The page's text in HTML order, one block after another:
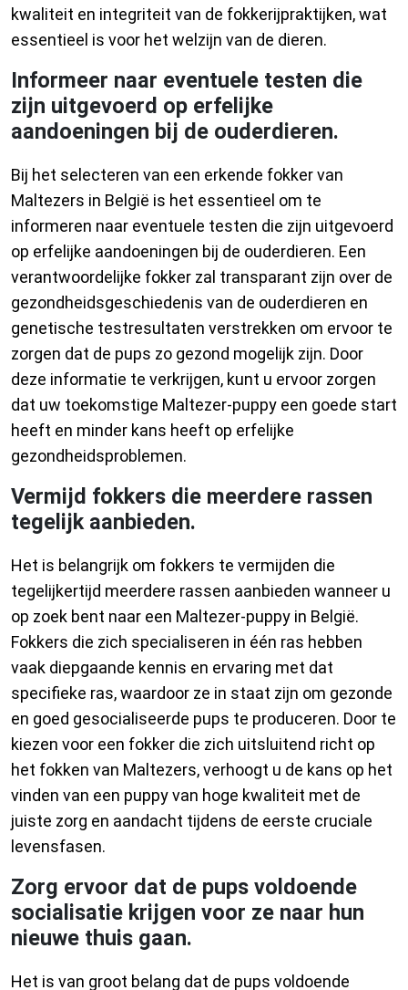
kwaliteit en integriteit van de fokkerijpraktijken, wat
essentieel is voor het welzijn van de dieren.
Informeer naar eventuele testen die
zijn uitgevoerd op erfelijke
aandoeningen bij de ouderdieren.
Bij het selecteren van een erkende fokker van
Maltezers in België is het essentieel om te
informeren naar eventuele testen die zijn uitgevoerd
op erfelijke aandoeningen bij de ouderdieren. Een
verantwoordelijke fokker zal transparant zijn over de
gezondheidsgeschiedenis van de ouderdieren en
genetische testresultaten verstrekken om ervoor te
zorgen dat de pups zo gezond mogelijk zijn. Door
deze informatie te verkrijgen, kunt u ervoor zorgen
dat uw toekomstige Maltezer-puppy een goede start
heeft en minder kans heeft op erfelijke
gezondheidsproblemen.
Vermijd fokkers die meerdere rassen
tegelijk aanbieden.
Het is belangrijk om fokkers te vermijden die
tegelijkertijd meerdere rassen aanbieden wanneer u
op zoek bent naar een Maltezer-puppy in België.
Fokkers die zich specialiseren in één ras hebben
vaak diepgaande kennis en ervaring met dat
specifieke ras, waardoor ze in staat zijn om gezonde
en goed gesocialiseerde pups te produceren. Door te
kiezen voor een fokker die zich uitsluitend richt op
het fokken van Maltezers, verhoogt u de kans op het
vinden van een puppy van hoge kwaliteit met de
juiste zorg en aandacht tijdens de eerste cruciale
levensfasen.
Zorg ervoor dat de pups voldoende
socialisatie krijgen voor ze naar hun
nieuwe thuis gaan.
Het is van groot belang dat de pups voldoende